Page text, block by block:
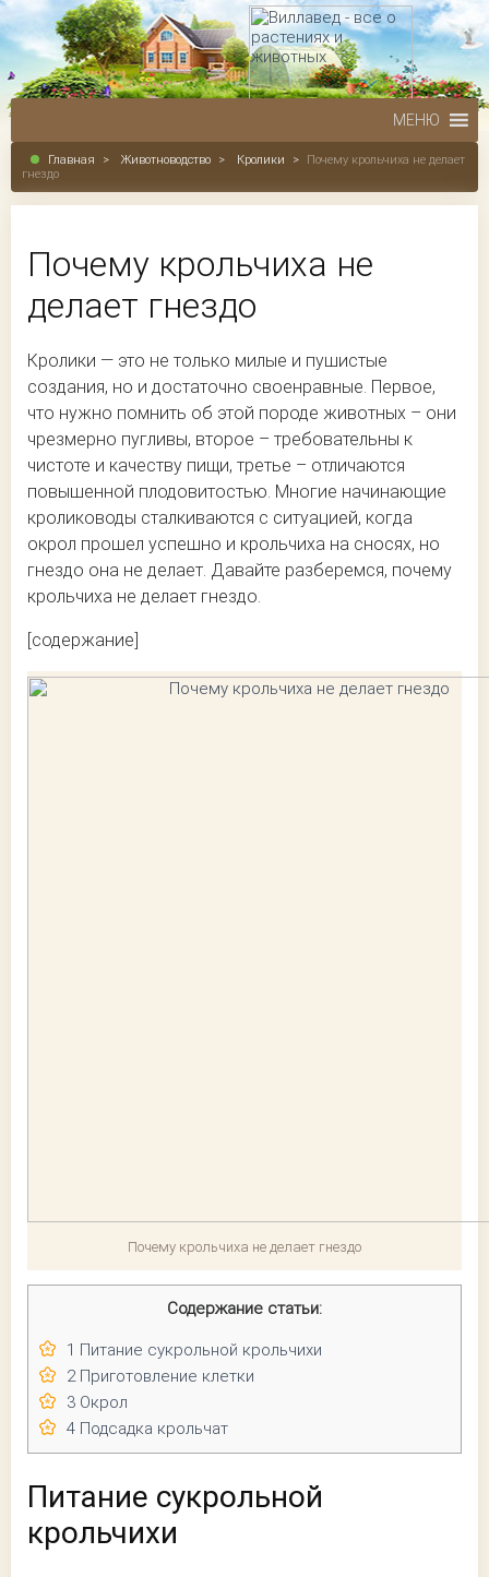
МЕНЮ
Главная > Животноводство > Кролики >
Почему крольчиха не делает
гнездо
Почему крольчиха не
делает гнездо
Кролики — это не только милые и пушистые
создания, но и достаточно своенравные. Первое,
что нужно помнить об этой породе животных – они
чрезмерно пугливы, второе – требовательны к
чистоте и качеству пищи, третье – отличаются
повышенной плодовитостью. Многие начинающие
кролиководы сталкиваются с ситуацией, когда
окрол прошел успешно и крольчиха на сносях, но
гнездо она не делает. Давайте разберемся, почему
крольчиха не делает гнездо.
[содержание]
Почему крольчиха не делает гнездо
Содержание статьи:
1 Питание сукрольной крольчихи
2Приготовление клетки
3 Окрол
4 Подсадка крольчат
Питание сукрольной
крольчихи